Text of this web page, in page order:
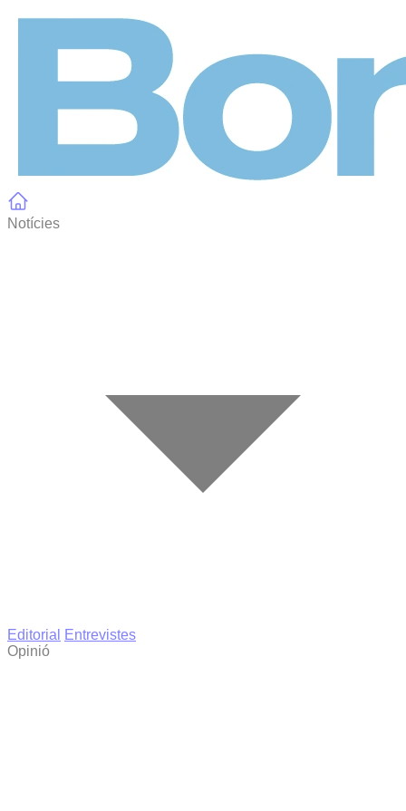
Notícies
Editorial
Entrevistes
Opinió